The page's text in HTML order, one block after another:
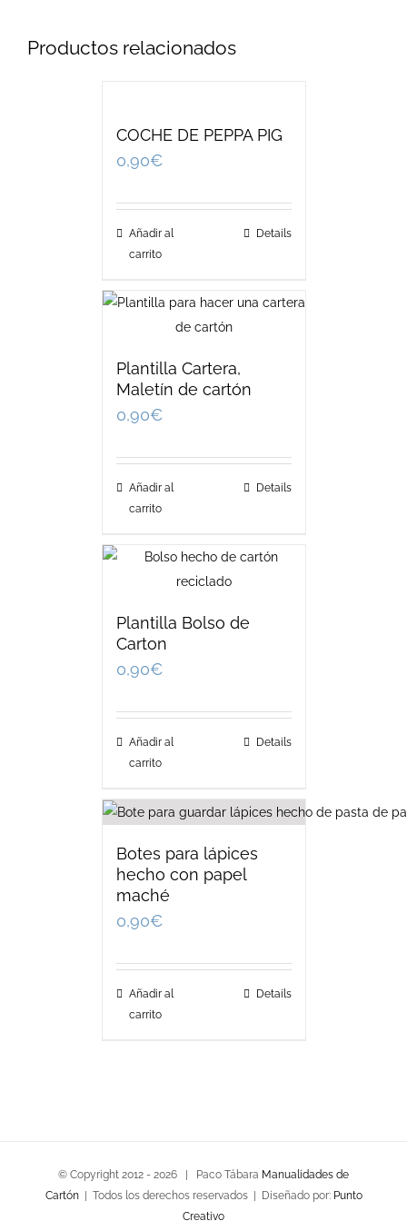
Productos relacionados
COCHE DE PEPPA PIG
0,90€
Añadir al
carrito
Details
Plantilla Cartera,
Maletín de cartón
0,90€
Añadir al
carrito
Details
Plantilla Bolso de
Carton
0,90€
Añadir al
carrito
Details
Botes para lápices
hecho con papel
maché
0,90€
Añadir al
carrito
Details
© Copyright 2012 - 2026 | Paco Tábara Manualidades de
Cartón| Todos los derechos reservados | Diseñado por: Punto
Creativo